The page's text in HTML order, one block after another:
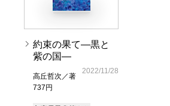
約束の果て―黒と
紫の国―
高丘哲次／著
737円
2022/11/28